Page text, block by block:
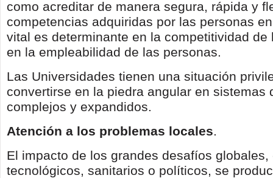
como acreditar de manera segura, rápida y
competencias adquiridas por las personas
vital es determinante en la competitividad de
en la empleabilidad de las personas.
Las Universidades tienen una situación
convertirse en la piedra angular en sistemas
complejos y expandidos.
Atención a los problemas locales.
El impacto de los grandes desafíos globales,
tecnológicos, sanitarios o políticos, se